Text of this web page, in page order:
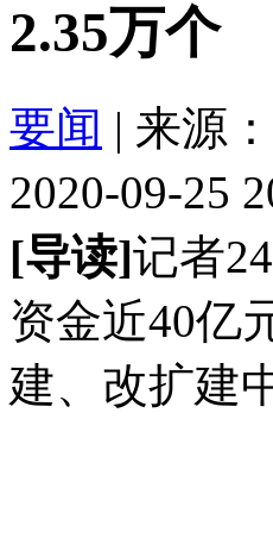
2.35万个
要闻 | 来源
2020-09-25
[导读]记者
资金近40亿
建、改扩建